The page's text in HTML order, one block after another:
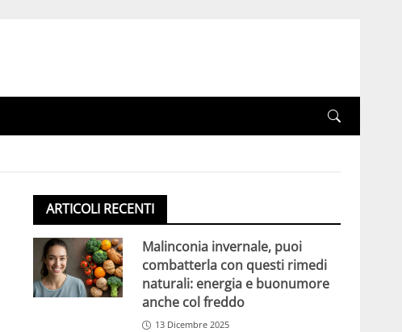
ARTICOLI RECENTI
Malinconia invernale, puoi
combatterla con questi rimedi
naturali: energia e buonumore
anche col freddo
13 Dicembre 2025